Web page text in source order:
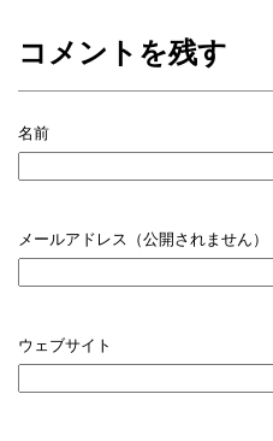
コメントを残す
名前
メールアドレス（公開されません）
ウェブサイト